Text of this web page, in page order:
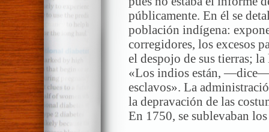
públicamente. En él se
población indígena:
corregidores, los excesos
el despojo de sus tierras;
«Los indios están,
esclavos». La
la depravación de las
En 1750, se sublevaban